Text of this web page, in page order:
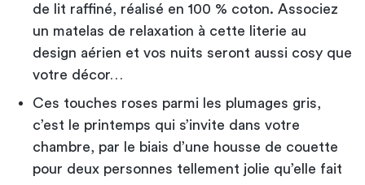
de lit raffiné, réalisé en 100 % coton. Associez
un matelas de relaxation à cette literie au
design aérien et vos nuits seront aussi cosy que
votre décor…
Ces touches roses parmi les plumages gris,
c’est le printemps qui s’invite dans votre
chambre, par le biais d’une housse de couette
pour deux personnes tellement jolie qu’elle fait